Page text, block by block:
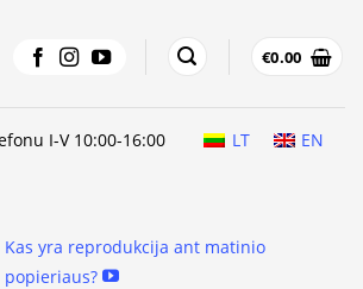
€0.00
I-V 10:00-16:00 LT EN
Kas yra reprodukcija ant matinio
popieriaus?